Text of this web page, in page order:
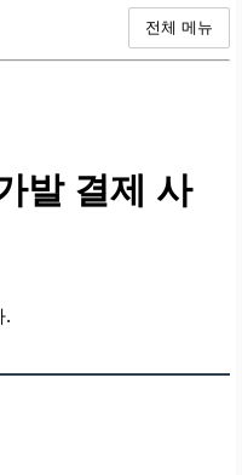
전체 메뉴
발 결제 사
.